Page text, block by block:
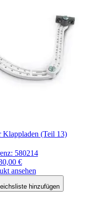
(Teil 13)
580214
€
ansehen
hinzufügen